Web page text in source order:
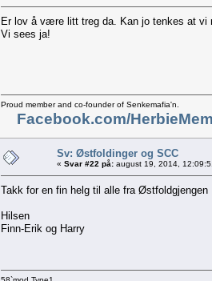
Er lov å være litt treg da. Kan jo tenkes at
Vi sees ja!
Proud member and co-founder of Senkemafia'n.
Facebook.com/
Sv: Østfoldinger og SCC
« Svar #22 på: august 19, 2014,
Takk for en fin helg til alle fra
Hilsen
Finn-Erik og Harry